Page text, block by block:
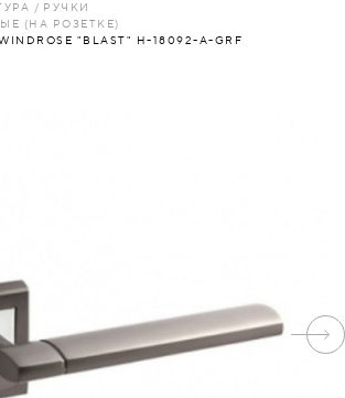
РУЧКИ
(НА РОЗЕТКЕ)
"BLAST" H-18092-А-GRF